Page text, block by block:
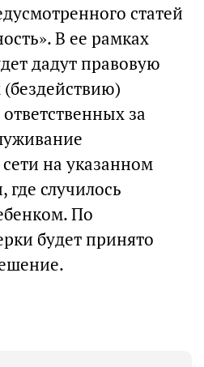
статей
В ее рамках
дадут правовую
за
на указанном
где случилось
По
будет принято